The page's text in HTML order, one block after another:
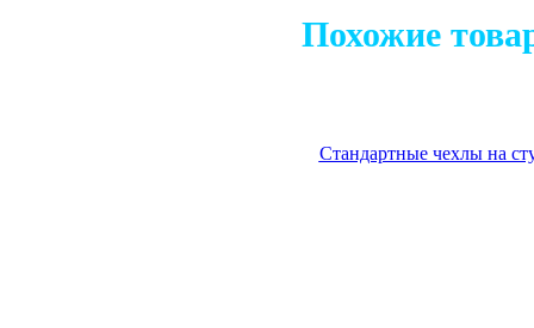
Похожие
Стандартные чехлы на